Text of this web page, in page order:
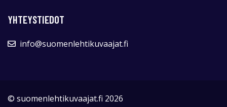
YHTEYSTIEDOT
info@suomenlehtikuvaajat.fi
© suomenlehtikuvaajat.fi 2026